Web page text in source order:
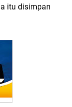
itu disimpan